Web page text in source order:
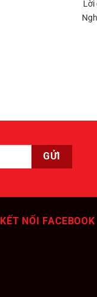
Lời
KẾT NỐI FACEBOOK